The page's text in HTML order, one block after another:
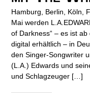
Hamburg, Berlin, Köln,
Mai werden
of Darkness“ – es ist
digital erhältlich – in
den Singer-Songwriter
(L.A.) Edwards und
und Schlagzeuger […]